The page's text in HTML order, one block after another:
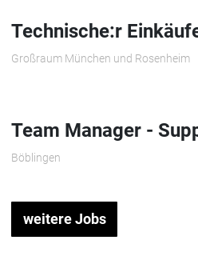
Technische:r
Großraum München und Rosenheim
Team Manager -
Böblingen
weitere Jobs